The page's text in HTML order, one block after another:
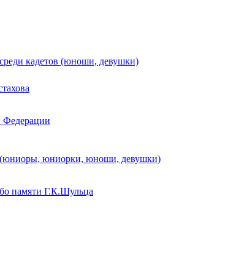
кадетов (юноши, девушки)
Федерации
(юниоры, юниорки, юноши, девушки)
памяти Г.К.Шульца